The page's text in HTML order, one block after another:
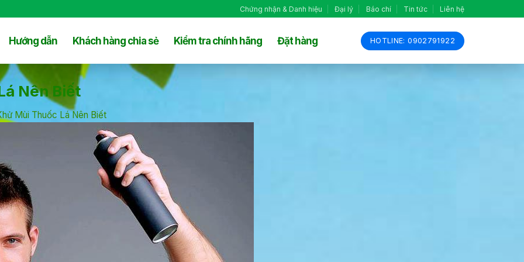
Chứng nhận & Danh hiệu Đại lý Báo chí Tin tức Liên hệ
Hướng dẫn Khách hàng chia sẻ Kiểm tra chính hãng Đặt hàng HOTLINE: 0902791922
Nên Biết
Mùi Thuốc Lá Nên Biết